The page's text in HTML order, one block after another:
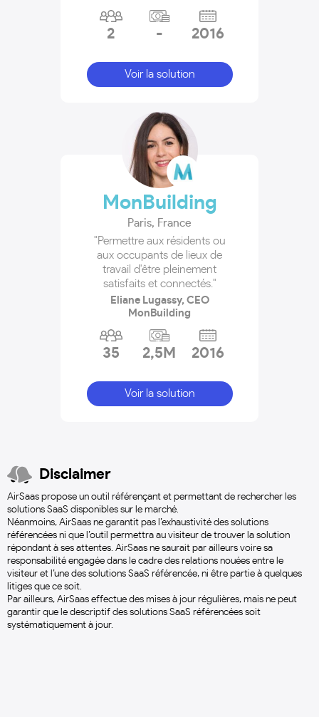
2 - 2016
Voir la solution
MonBuilding
Paris, France
"Permettre aux résidents ou
aux occupants de lieux de
travail d'être pleinement
satisfaits et connectés."
Eliane Lugassy, CEO
MonBuilding
35 2,5M 2016
Voir la solution
Disclaimer
AirSaas propose un outil référençant et permettant de rechercher les
solutions SaaS disponibles sur le marché.
Néanmoins, AirSaas ne garantit pas l’exhaustivité des solutions
référencées ni que l’outil permettra au visiteur de trouver la solution
répondant à ses attentes. AirSaas ne saurait par ailleurs voire sa
responsabilité engagée dans le cadre des relations nouées entre le
visiteur et l’une des solutions SaaS référencée, ni être partie à quelques
litiges que ce soit.
Par ailleurs, AirSaas effectue des mises à jour régulières, mais ne peut
garantir que le descriptif des solutions SaaS référencées soit
systématiquement à jour.